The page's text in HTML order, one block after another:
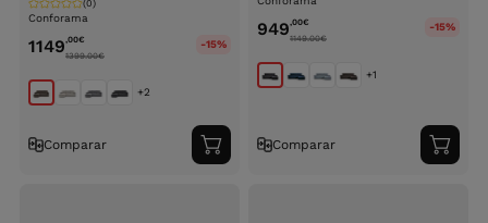
Conforama
(0)
1149,00€
1399.00€
-15%
+2
Comparar
Adicionar
ao
949,00€
1149.00€
-15%
+1
Comparar
ao